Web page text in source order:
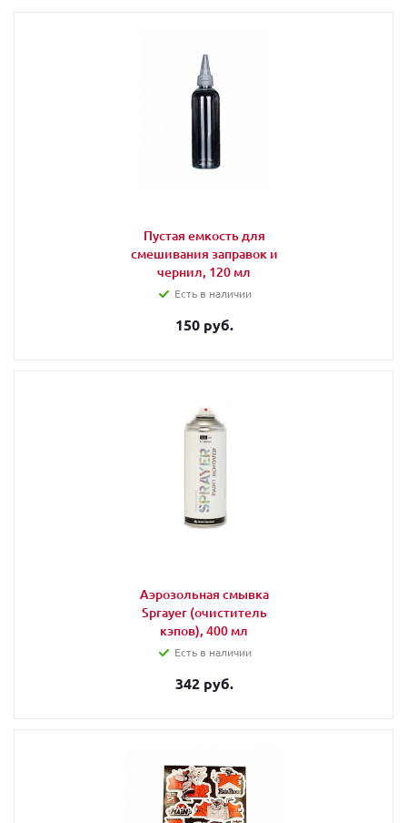
Пустая емкость для
смешивания заправок и
чернил, 120 мл
Есть в наличии
150 руб.
Аэрозольная смывка
Sprayer (очиститель
кэпов), 400 мл
Есть в наличии
342 руб.